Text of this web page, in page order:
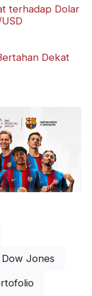
terhadap Dolar
Dekat
Jones